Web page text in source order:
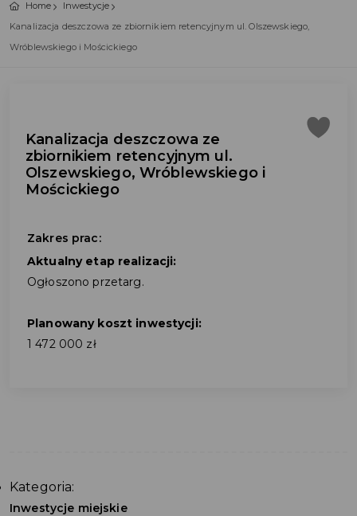
Home
Inwestycje
Kanalizacja deszczowa ze zbiornikiem retencyjnym ul. Olszewskiego,
Wróblewskiego i Mościckiego
Kanalizacja deszczowa ze
zbiornikiem retencyjnym ul.
Olszewskiego, Wróblewskiego i
Mościckiego
Zakres prac:
Aktualny etap realizacji:
Ogłoszono przetarg.
Planowany koszt inwestycji:
1 472 000 zł
Kategoria:
Inwestycje miejskie